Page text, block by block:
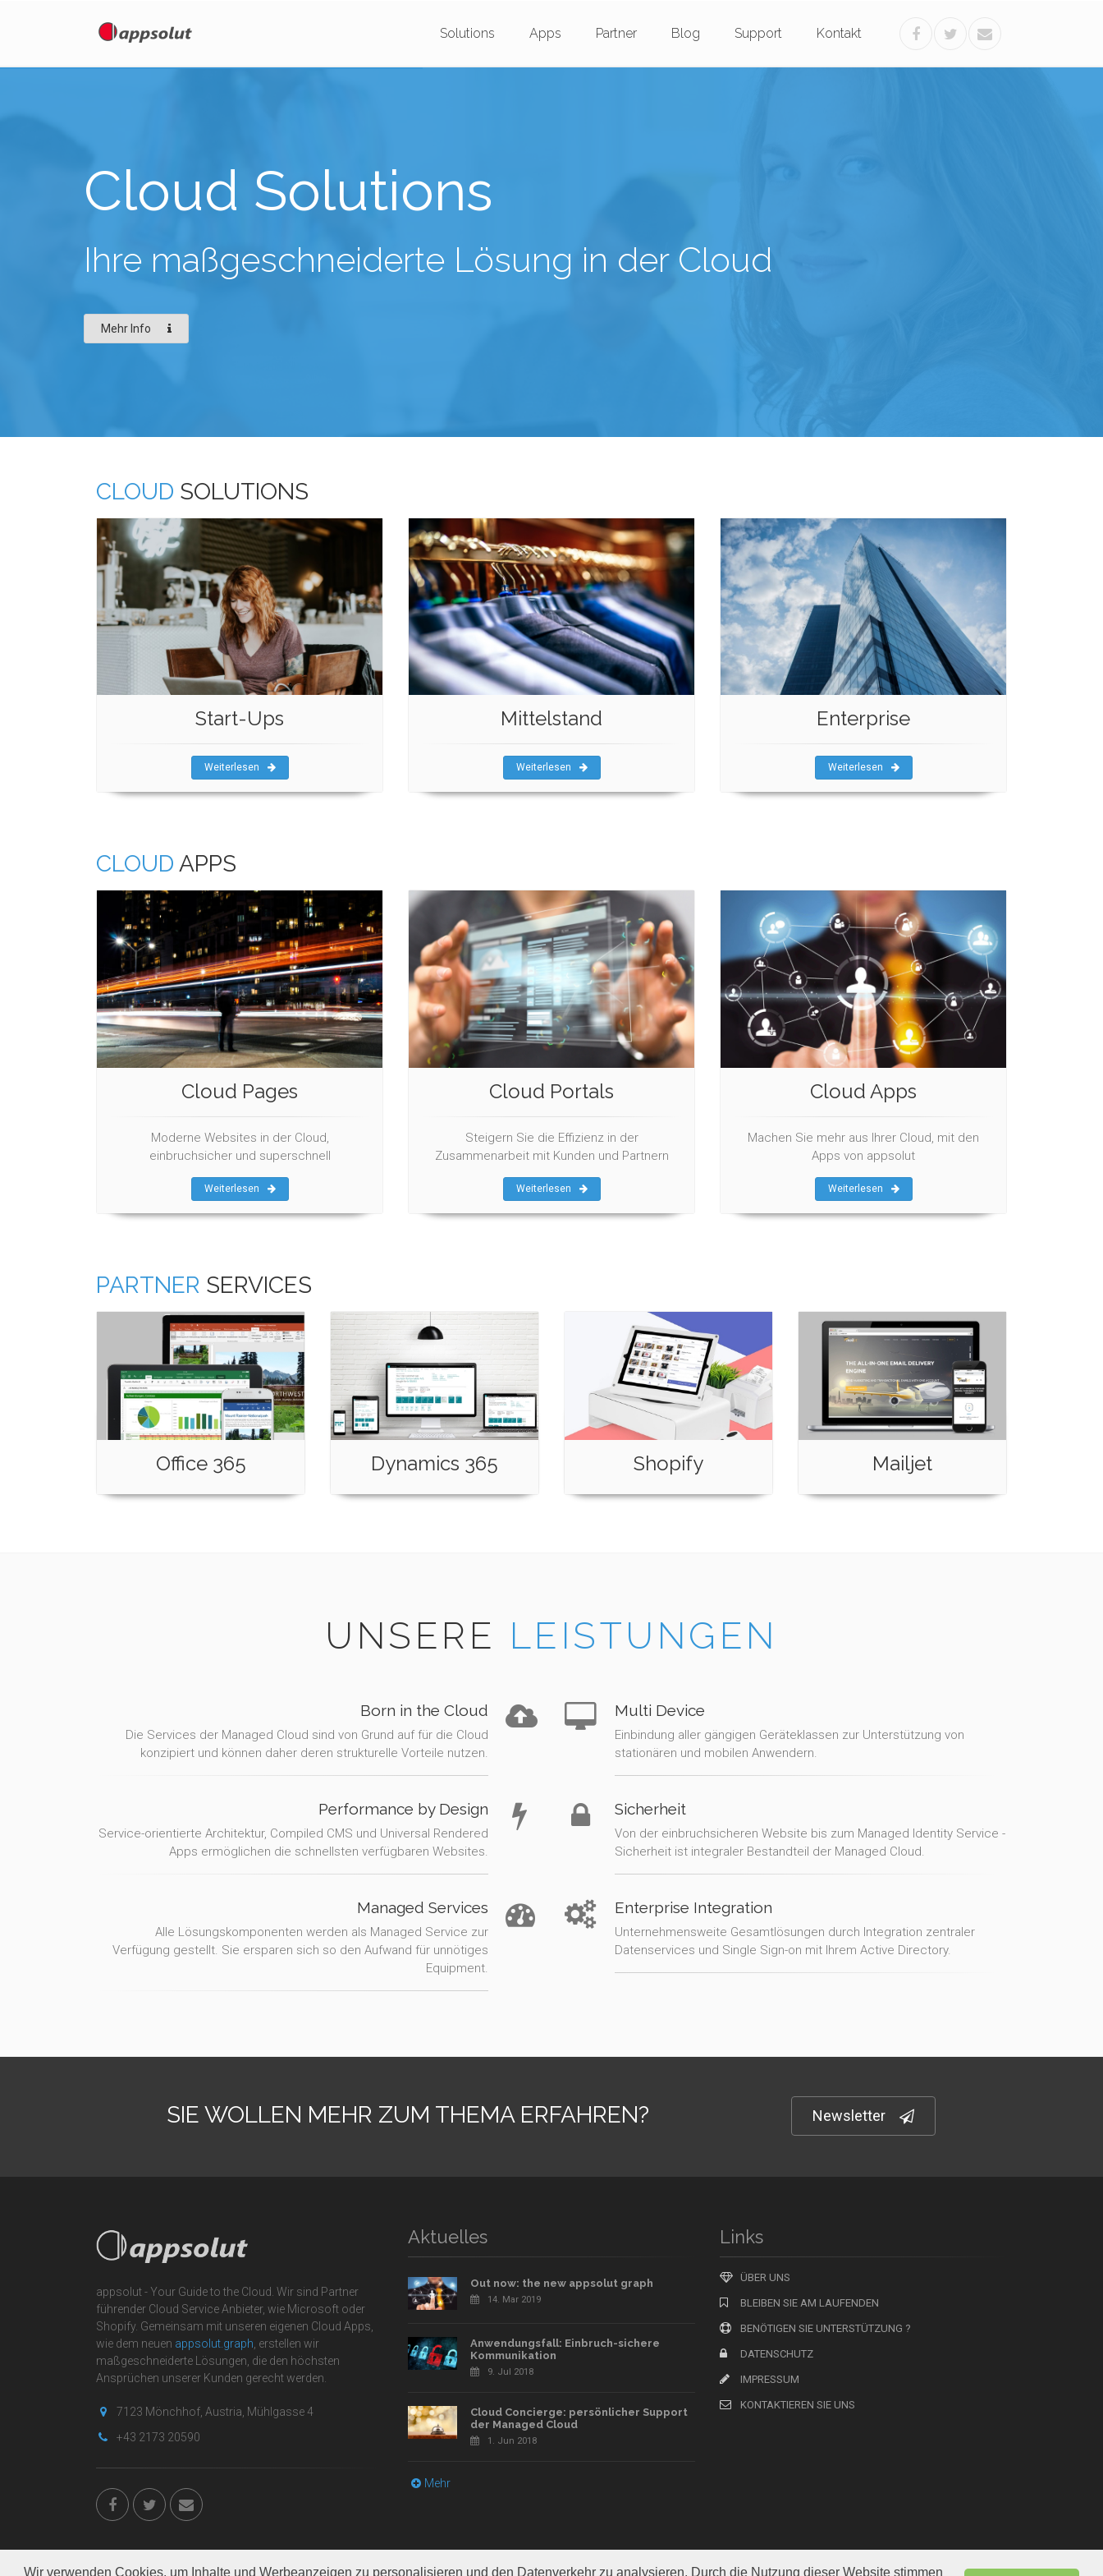
Wir verwenden Cookies, um Inhalte und Werbeanzeigen zu personalisieren und den Datenverkehr zu analysieren. Durch die Nutzung dieser Website stimmen
Solutions Apps Partner Blog Support Kontakt
Cloud Solutions
Ihre maßgeschneiderte Lösung in der Cloud
Mehr Info
CLOUD SOLUTIONS
Start-Ups
Weiterlesen
Mittelstand
Weiterlesen
Enterprise
Weiterlesen
CLOUD APPS
Cloud Pages
Moderne Websites in der Cloud,
einbruchsicher und superschnell
Weiterlesen
Cloud Portals
Steigern Sie die Effizienz in der
Zusammenarbeit mit Kunden und Partnern
Weiterlesen
Cloud Apps
Machen Sie mehr aus Ihrer Cloud, mit den
Apps von appsolut
Weiterlesen
PARTNER SERVICES
Office 365 Dynamics 365 Shopify Mailjet
UNSERE LEISTUNGEN
Born in the Cloud
Die Services der Managed Cloud sind von Grund auf für die Cloud
konzipiert und können daher deren strukturelle Vorteile nutzen.
Performance by Design
Service-orientierte Architektur, Compiled CMS und Universal Rendered
Apps ermöglichen die schnellsten verfügbaren Websites.
Managed Services
Alle Lösungskomponenten werden als Managed Service zur
Verfügung gestellt. Sie ersparen sich so den Aufwand für unnötiges
Equipment.
Multi Device
Einbindung aller gängigen Geräteklassen zur Unterstützung von
stationären und mobilen Anwendern.
Sicherheit
Von der einbruchsicheren Website bis zum Managed Identity Service -
Sicherheit ist integraler Bestandteil der Managed Cloud.
Enterprise Integration
Unternehmensweite Gesamtlösungen durch Integration zentraler
Datenservices und Single Sign-on mit Ihrem Active Directory.
SIE WOLLEN MEHR ZUM THEMA ERFAHREN? Newsletter
appsolut - Your Guide to the Cloud. Wir sind Partner
führender Cloud Service Anbieter, wie Microsoft oder
Shopify. Gemeinsam mit unseren eigenen Cloud Apps,
wie dem neuen appsolut.graph , erstellen wir
maßgeschneiderte Lösungen, die den höchsten
Ansprüchen unserer Kunden gerecht werden.
7123 Mönchhof, Austria, Mühlgasse 4
+43 2173 20590
Aktuelles
Out now: the new appsolut graph
14. Mar 2019
Anwendungsfall: Einbruch-sichere
Kommunikation
9. Jul 2018
Cloud Concierge: persönlicher Support
der Managed Cloud
1. Jun 2018
Mehr
Links
ÜBER UNS
BLEIBEN SIE AM LAUFENDEN
BENÖTIGEN SIE UNTERSTÜTZUNG ?
DATENSCHUTZ
IMPRESSUM
KONTAKTIEREN SIE UNS